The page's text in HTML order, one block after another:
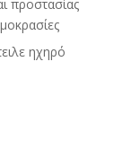
προστασίας
ηχηρό